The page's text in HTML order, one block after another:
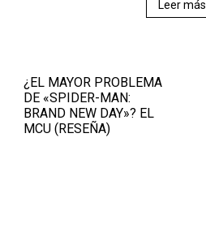
Leer más
¿EL MAYOR PROBLEMA
DE «SPIDER-MAN:
BRAND NEW DAY»? EL
MCU (RESEÑA)